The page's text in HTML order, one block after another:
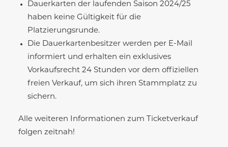
Dauerkarten der laufenden Saison 2024/25
haben keine Gültigkeit für die
Platzierungsrunde.
Die Dauerkartenbesitzer werden per E-Mail
informiert und erhalten ein exklusives
Vorkaufsrecht 24 Stunden vor dem offiziellen
freien Verkauf, um sich ihren Stammplatz zu
sichern.
Alle weiteren Informationen zum Ticketverkauf
folgen zeitnah!